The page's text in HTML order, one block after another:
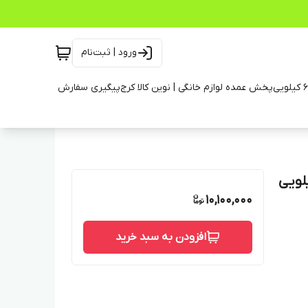
ورود | ثبت‌نام
پخش عمده لوازم خانگی | نوین کالا کرجپیگیری سفارش
در بازار پتوشور خشک کن دار ۶۰ کیلویی
10,100,000
افزودن به سبد خرید